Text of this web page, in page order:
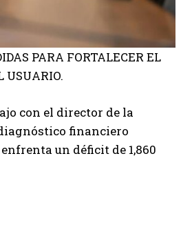
PARA FORTALECER EL
USUARIO.
con el director de la
financiero
un déficit de 1,860